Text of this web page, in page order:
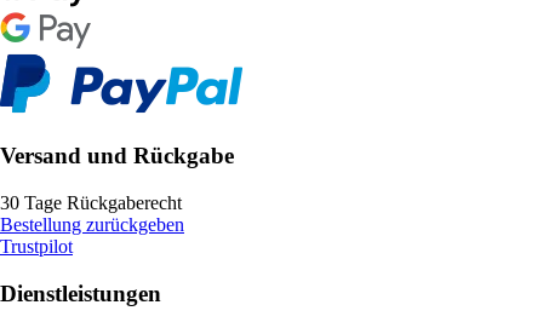
Versand und Rückgabe
30 Tage Rückgaberecht
Bestellung zurückgeben
Trustpilot
Dienstleistungen